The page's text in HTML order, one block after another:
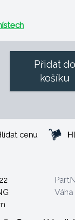
Přidat do
košíku
cenu
Váha